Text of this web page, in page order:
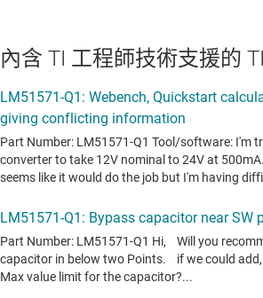
內含 TI 工程師技術支援的